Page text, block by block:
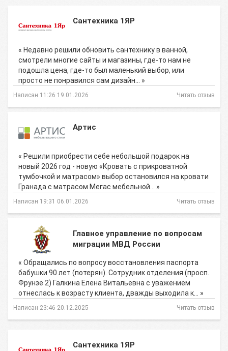
Сантехника 1ЯР
« Недавно решили обновить сантехнику в ванной,
смотрели многие сайты и магазины, где-то нам не
подошла цена, где-то был маленький выбор, или
просто не понравился сам дизайн… »
Написан 11:26 19.01.2026 Читать отзыв
Артис
« Решили приобрести себе небольшой подарок на
новый 2026 год - новую «Кровать с прикроватной
тумбочкой и матрасом» выбор остановился на кровати
Гранада с матрасом Мегас мебельной… »
Написан 19:31 06.01.2026 Читать отзыв
Главное управление по вопросам
миграции МВД России
« Обращались по вопросу восстановления паспорта
бабушки 90 лет (потерян). Сотрудник отделения (просп.
Фрунзе 2) Галкина Елена Витальевна с уважением
отнеслась к возрасту клиента, дважды выходила к… »
Написан 23:46 20.12.2025 Читать отзыв
Сантехника 1ЯР